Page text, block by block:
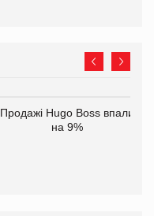
Продажі Hugo Boss впали
на 9%